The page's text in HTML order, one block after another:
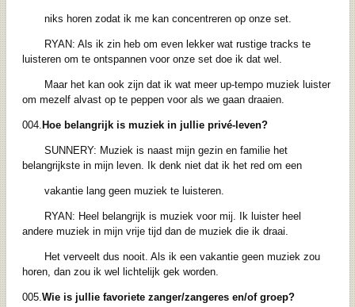
niks horen zodat ik me kan concentreren op onze set.
RYAN: Als ik zin heb om even lekker wat rustige tracks te
luisteren om te ontspannen voor onze set doe ik dat wel.
Maar het kan ook zijn dat ik wat meer up-tempo muziek luister
om mezelf alvast op te peppen voor als we gaan draaien.
004. Hoe belangrijk is muziek in jullie privé-leven?
SUNNERY: Muziek is naast mijn gezin en familie het
belangrijkste in mijn leven. Ik denk niet dat ik het red om een
vakantie lang geen muziek te luisteren.
RYAN: Heel belangrijk is muziek voor mij. Ik luister heel
andere muziek in mijn vrije tijd dan de muziek die ik draai.
Het verveelt dus nooit. Als ik een vakantie geen muziek zou
horen, dan zou ik wel lichtelijk gek worden.
005. Wie is jullie favoriete zanger/zangeres en/of groep?